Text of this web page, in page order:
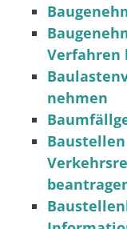
Verfahren
nehmen